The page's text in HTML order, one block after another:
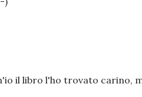
il libro l'ho trovato carino,